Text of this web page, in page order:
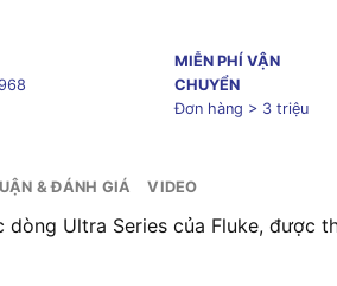
MIỄN PHÍ VẬN
CHUYỂN
Đơn hàng > 3 triệu
& ĐÁNH GIÁ VIDEO
Ultra Series của Fluke, được